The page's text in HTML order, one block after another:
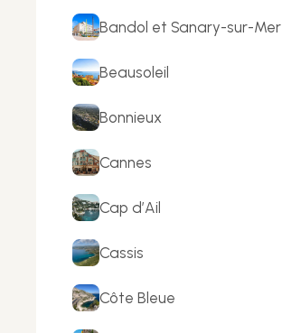
Bandol et Sanary-sur-Mer
Beausoleil
Bonnieux
Cannes
Cap d’Ail
Cassis
Côte Bleue